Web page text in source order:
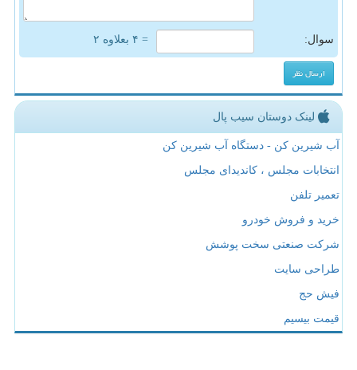
سوال: = ۴ بعلاوه ۲
لینک دوستان سیب پال
آب شیرین کن - دستگاه آب شیرین کن
انتخابات مجلس ، کاندیدای مجلس
تعمیر تلفن
خرید و فروش خودرو
شرکت صنعتی سخت پوشش
طراحی سایت
فیش حج
قیمت بیسیم